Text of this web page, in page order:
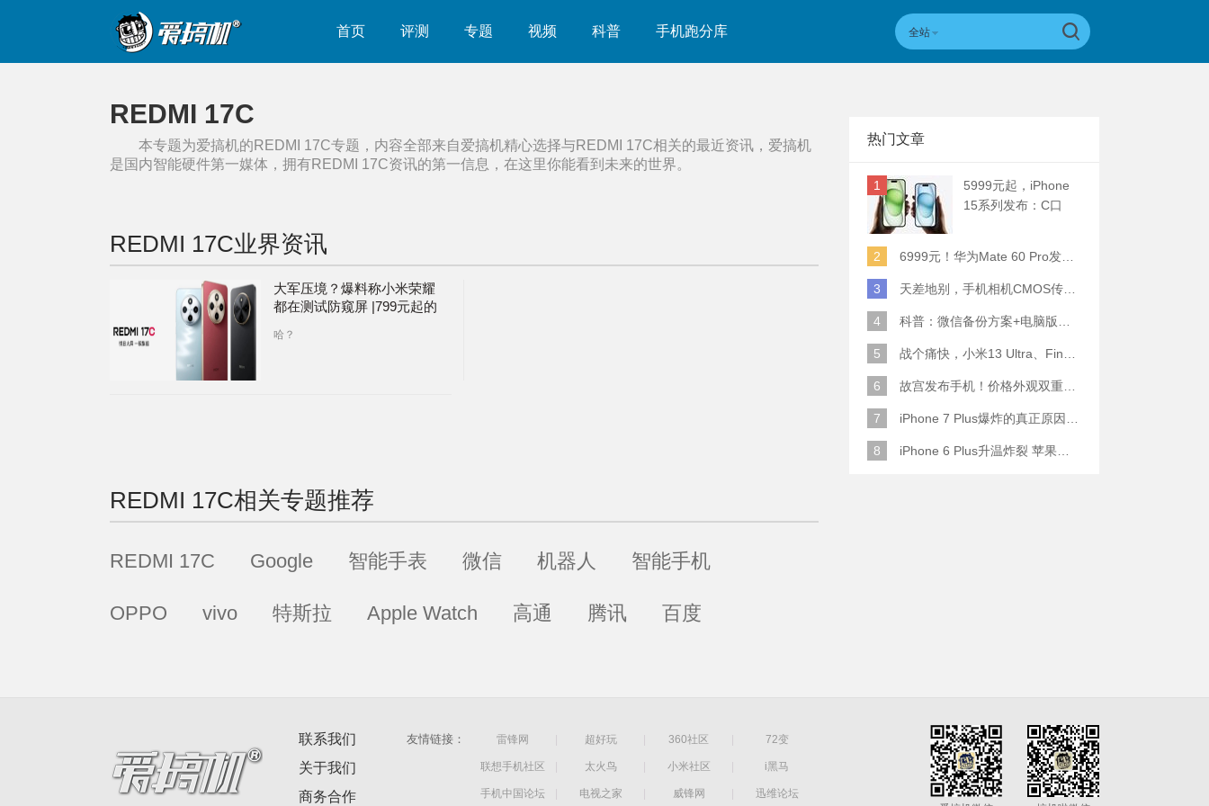
首页 评测 专题 视频 科普 手机跑分库 全站
REDMI 17C
本专题为爱搞机的 REDMI 17C专题，内容全部来自爱搞机精心选择与 REDMI 17C相关的最近资讯，爱搞机
是国内智能硬件第一媒体，拥有REDMI 17C资讯的第一信息，在这里你能看到未来的世界。
REDMI 17C业界资讯
大军压境？爆料称小米荣耀
都在测试防窥屏 |799元起的
G81，4+64GB
哈？
REDMI 17C相关专题推荐
REDMI 17C Google 智能手表 微信 机器人 智能手机
OPPO vivo 特斯拉 Apple Watch 高通 腾讯 百度
热门文章
1
5999元起，iPhone
15系列发布：C口
2
6999元！华为Mate 60 Pro发布：麒麟9000S+卫星通话 (附初步跑分)
3 天差地别，手机相机CMOS传感器实际面积对比
4 科普：微信备份方案+电脑版丢失数据恢复指南
5 战个痛快，小米13 Ultra、Find X6 Pro、vivo X90 Pro+、小米12SU拍照横评
6 故宫发布手机！价格外观双重逆天！
7 iPhone 7 Plus爆炸的真正原因原来是这样
8 iPhone 6 Plus升温炸裂 苹果赔了一部全新的
联系我们
关于我们
商务合作
友情链接： 雷锋网 超好玩 360社区 72变
联想手机社区 太火鸟 小米社区 i黑马
手机中国论坛 电视之家 威锋网
迅维论坛